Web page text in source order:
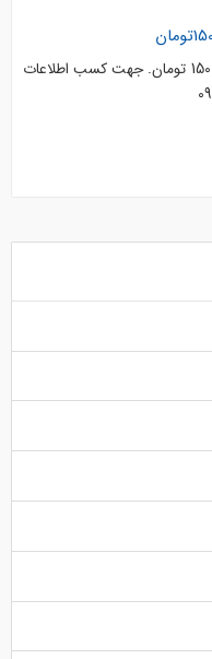
فروش مسواکهای اورال بی کامپلت 7 فقط 1500 تومان. جهت کسب اطلاعات